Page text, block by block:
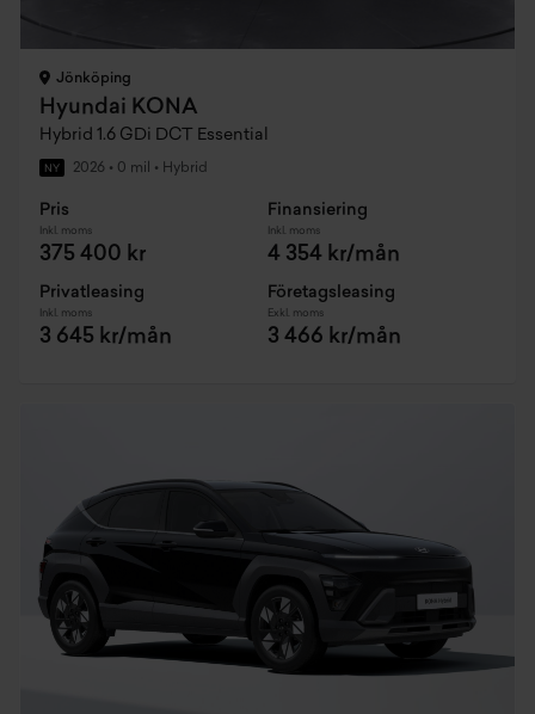
Jönköping
Hyundai KONA
Hybrid 1.6 GDi DCT Essential
NY 2026 • 0 mil • Hybrid
Pris
Inkl. moms
375 400 kr
Finansiering
Inkl. moms
4 354 kr/mån
Privatleasing
Inkl. moms
3 645 kr/mån
Företagsleasing
Exkl. moms
3 466 kr/mån